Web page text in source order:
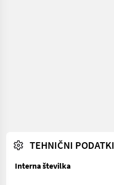
TEHNIČNI PODATKI
Interna številka